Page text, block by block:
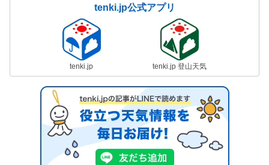
tenki.jp公式アプリ
tenki.jp tenki.jp 登山天気